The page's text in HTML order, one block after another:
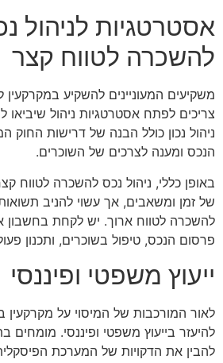
אסטרטגיות לניהול
להשכרה לטווח קצר
משקיעים המעוניינים להשקיע
צריכים לפתח אסטרטגיות ניהול שיביאו
ניהול נכון כולל הבנה של דרישות החוק
הנכס ומענה לצרכים של השוכרים.
באופן כללי, ניהול נכס להשכרה לטווח
של זמן ומשאבים, אך עשוי להניב
להשכרה לטווח ארוך. יש לקחת בחשבון
פרסום הנכס, טיפול בשוכרים, ותכנון
ייעוץ משפטי ופיננסי
לאור המורכבות של המיסוי על מקרקעין
להיעזר בייעוץ משפטי ופיננסי. מומחים
להבין את הדקויות של המערכת